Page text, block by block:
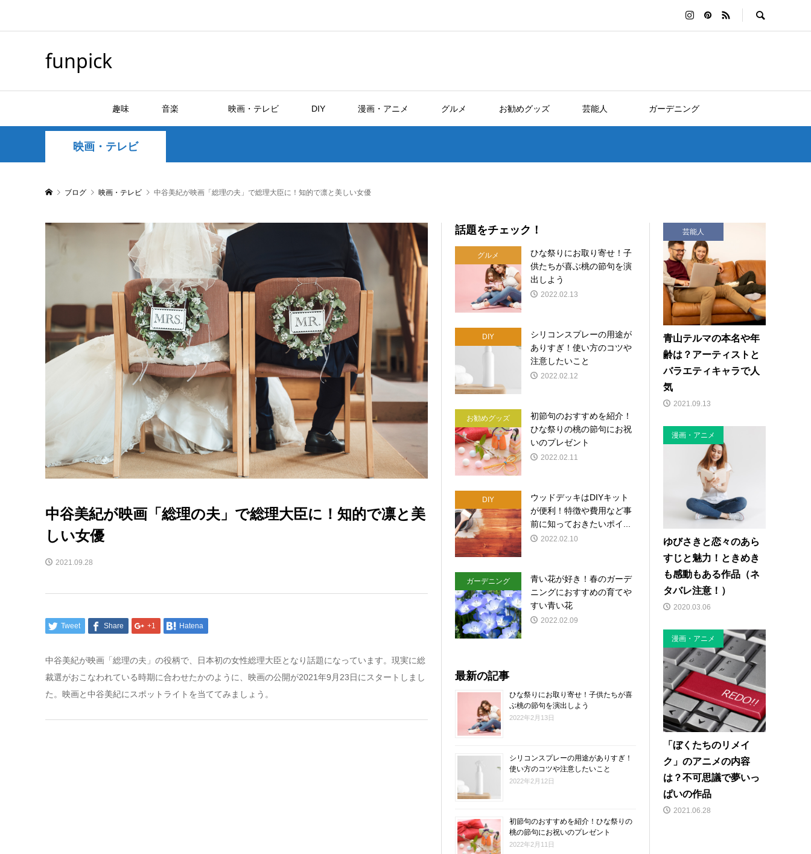
funpick
趣味 音楽 映画・テレビ DIY 漫画・アニメ グルメ お勧めグッズ 芸能人 ガーデニング
映画・テレビ
ブログ 映画・テレビ 中谷美紀が映画「総理の夫」で総理大臣に！知的で凛と美しい女優
中谷美紀が映画「総理の夫」で総理大臣に！知的で凛と美
しい女優
2021.09.28
Tweet Share +1 Hatena
中谷美紀が映画「総理の夫」の役柄で、日本初の女性総理大臣となり話題になっています。現実に総
裁選がおこなわれている時期に合わせたかのように、映画の公開が2021年9月23日にスタートしまし
た。映画と中谷美紀にスポットライトを当ててみましょう。
話題をチェック！
グルメ
ひな祭りにお取り寄せ！子
供たちが喜ぶ桃の節句を演
出しよう
2022.02.13
DIY
シリコンスプレーの用途が
ありすぎ！使い方のコツや
注意したいこと
2022.02.12
お勧めグッズ
初節句のおすすめを紹介！
ひな祭りの桃の節句にお祝
いのプレゼント
2022.02.11
DIY
ウッドデッキはDIYキット
が便利！特徴や費用など事
前に知っておきたいポイ...
2022.02.10
ガーデニング
青い花が好き！春のガーデ
ニングにおすすめの育てや
すい青い花
2022.02.09
最新の記事
ひな祭りにお取り寄せ！子供たちが喜
ぶ桃の節句を演出しよう
2022年2月13日
シリコンスプレーの用途がありすぎ！
使い方のコツや注意したいこと
2022年2月12日
初節句のおすすめを紹介！ひな祭りの
桃の節句にお祝いのプレゼント
2022年2月11日
芸能人
青山テルマの本名や年
齢は？アーティストと
バラエティキャラで人
気
2021.09.13
漫画・アニメ
ゆびさきと恋々のあら
すじと魅力！ときめき
も感動もある作品（ネ
タバレ注意！）
2020.03.06
漫画・アニメ
「ぼくたちのリメイ
ク」のアニメの内容
は？不可思議で夢いっ
ぱいの作品
2021.06.28